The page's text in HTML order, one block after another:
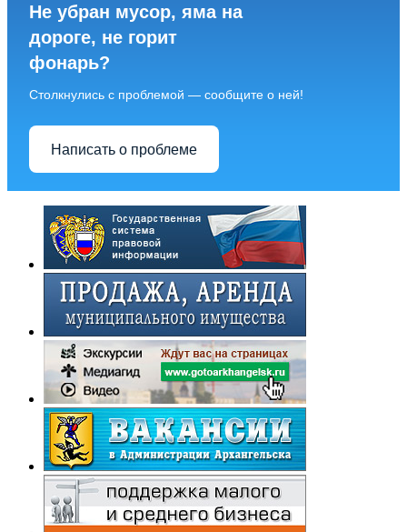
Не убран мусор, яма на
дороге, не горит
фонарь?
Столкнулись с проблемой — сообщите о ней!
Написать о проблеме